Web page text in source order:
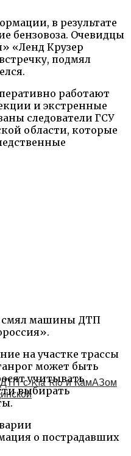
в результате
бензовоза. Очевидцы
«Ленд Крузер
подмял
работают
и экстренные
следователи ГСУ
области, которые
смял машины ДТП
на участке трассы
может быть
учитывать
выбирать
о пострадавших
ДТП с Kia Rio и КамАЗом